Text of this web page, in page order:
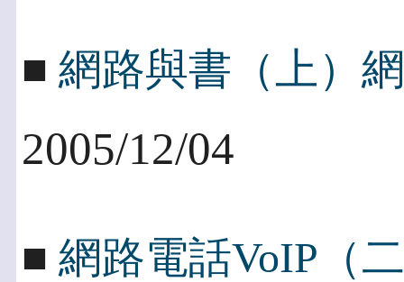
■ 網路與書（上）
2005/12/04
■ 網路電話VoIP（